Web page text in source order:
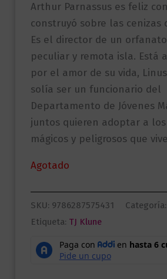
Arthur Parnassus es feliz
construyó sobre las cenizas
Es el director de un
peculiar y remota isla. Está
por el amor de su vida,
solía ser un funcionario del
Departamento de Jóvenes
juntos quieren adoptar a
mágicos y peligrosos que
Agotado
SKU: 9786287575431 Categoría:
Etiqueta: TJ Klune